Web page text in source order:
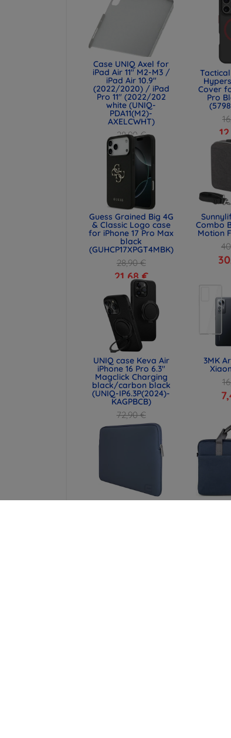
Case UNIQ Axel for
iPad Air 11" M2-M3 /
iPad Air 10.9"
(2022/2020) / iPad
Pro 11" (2022/202
white (UNIQ-
PDA11(M2)-
AXELCWHT)
28,90 €
21,68 €
Cover
Pro
Guess Grained Big 4G
& Classic Logo case
for iPhone 17 Pro Max
black
(GUHCP17XPGT4MBK)
28,90 €
21,68 €
Combo
Motion
UNIQ case Keva Air
iPhone 16 Pro 6.3"
Magclick Charging
black/carbon black
(UNIQ-IP6.3P(2024)-
KAGPBCB)
72,90 €
54,67 €
3MK